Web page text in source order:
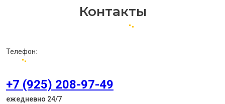
Контакты
Телефон:
+7 (925) 208-97-49
ежедневно 24/7